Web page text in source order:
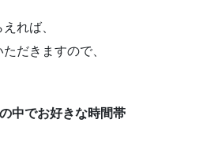
れば、
だきますので、
中でお好きな時間帯